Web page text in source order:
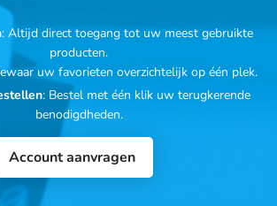
: Altijd direct toegang tot uw meest gebruikte
producten.
uw favorieten overzichtelijk op één plek.
: Bestel met één klik uw terugkerende
benodigdheden.
Account aanvragen